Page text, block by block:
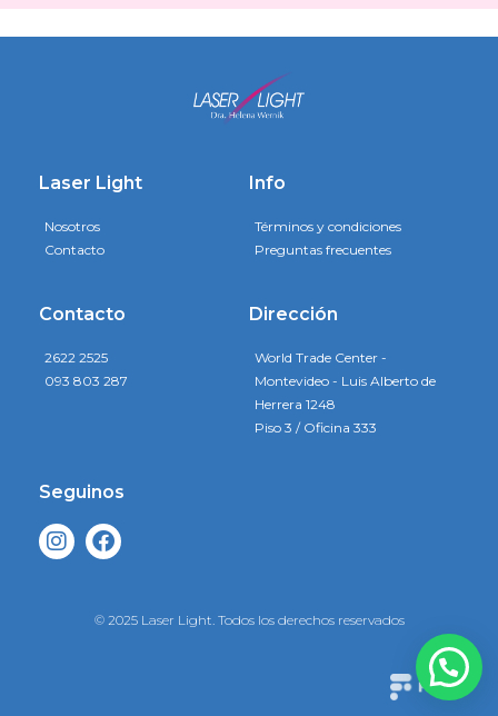
Laser Light
Nosotros
Contacto
Info
Términos y condiciones
Preguntas frecuentes
Contacto
2622 2525
093 803 287
Dirección
World Trade Center -
Montevideo - Luis Alberto de
Herrera 1248
Piso 3 / Oficina 333
Seguinos
© 2025 Laser Light. Todos los derechos reservados